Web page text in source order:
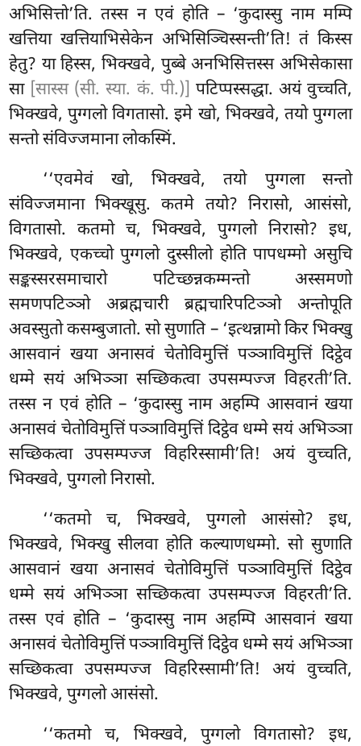
अभिसित्तो’ति. तस्स न एवं होति – ‘कुदास्सु नाम मम्पि
खत्तिया खत्तियाभिसेकेन अभिसिञ्चिस्सन्ती’ति! तं किस्स
हेतु? या हिस्स, भिक्खवे, पुब्बे अनभिसित्तस्स अभिसेकासा
सा [सास्स (सी. स्या. कं. पी.)] पटिप्पस्सद्धा. अयं वुच्चति,
भिक्खवे, पुग्गलो विगतासो. इमे खो, भिक्खवे, तयो पुग्गला
सन्तो संविज्जमाना लोकस्मिं.
‘‘एवमेवंखो, भिक्खवे, तयो पुग्गला सन्तो
संविज्जमाना भिक्खूसु. कतमे तयो? निरासो, आसंसो,
विगतासो. कतमो च, भिक्खवे, पुग्गलो निरासो? इध,
भिक्खवे, एकच्चो पुग्गलो दुस्सीलो होति पापधम्मो असुचि
सङ्कस्सरसमाचारो पटिच्छन्नकम्मन्तो अस्समणो
समणपटिञ्ञो अब्रह्मचारी ब्रह्मचारिपटिञ्ञो अन्तोपूति
अवस्सुतो कसम्बुजातो. सो सुणाति – ‘इत्थन्नामो किर भिक्खु
आसवानं खया अनासवं चेतोविमुत्तिं पञ्ञाविमुत्तिं दिट्ठेव
धम्मे सयं अभिञ्ञा सच्छिकत्वा उपसम्पज्ज विहरती’ति.
तस्स न एवं होति – ‘कुदास्सु नाम अहम्पि आसवानं खया
अनासवं चेतोविमुत्तिं पञ्ञाविमुत्तिंदिट्ठेव धम्मे सयं अभिञ्ञा
सच्छिकत्वा उपसम्पज्ज विहरिस्सामी’ति! अयं वुच्चति,
भिक्खवे, पुग्गलो निरासो.
‘‘कतमो च, भिक्खवे, पुग्गलो आसंसो? इध,
भिक्खवे, भिक्खु सीलवा होति कल्याणधम्मो. सो सुणाति
आसवानं खया अनासवं चेतोविमुत्तिं पञ्ञाविमुत्तिं दिट्ठेव
धम्मे सयं अभिञ्ञा सच्छिकत्वा उपसम्पज्ज विहरती’ति.
तस्स एवं होति – ‘कुदास्सु नाम अहम्पि आसवानं खया
अनासवं चेतोविमुत्तिं पञ्ञाविमुत्तिं दिट्ठेव धम्मे सयं अभिञ्ञा
सच्छिकत्वा उपसम्पज्ज विहरिस्सामी’ति! अयं वुच्चति,
भिक्खवे, पुग्गलो आसंसो.
‘‘कतमो च, भिक्खवे, पुग्गलो विगतासो? इध,